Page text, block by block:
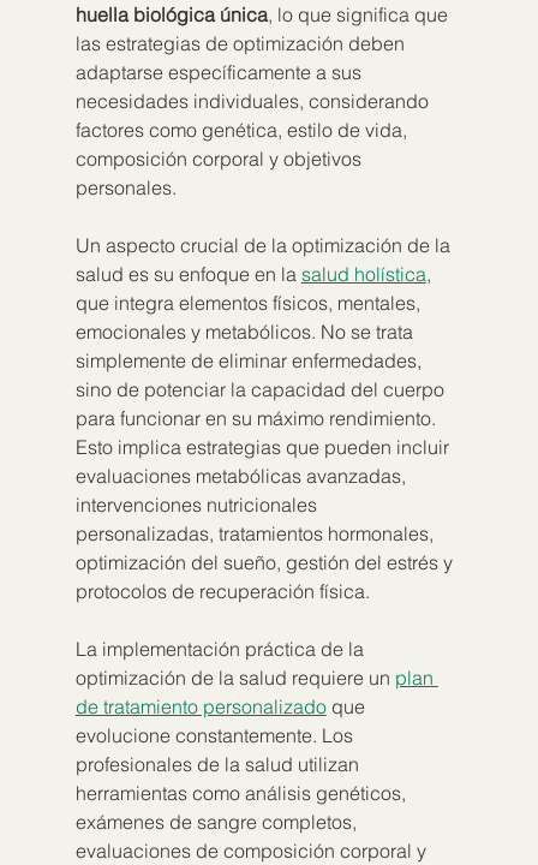
huella biológica única, lo que significa que
las estrategias de optimización deben
adaptarse específicamente a sus
necesidades individuales, considerando
factores como genética, estilo de vida,
composición corporal y objetivos
personales.
Un aspecto crucial de la optimización de la
salud es su enfoque en la salud holística,
que integra elementos físicos, mentales,
emocionales y metabólicos. No se trata
simplemente de eliminar enfermedades,
sino de potenciar la capacidad del cuerpo
para funcionar en su máximo rendimiento.
Esto implica estrategias que pueden incluir
evaluaciones metabólicas avanzadas,
intervenciones nutricionales
personalizadas, tratamientos hormonales,
optimización del sueño, gestión del estrés y
protocolos de recuperación física.
La implementación práctica de la
optimización de la salud requiere un plan
de tratamiento personalizado que
evolucione constantemente. Los
profesionales de la salud utilizan
herramientas como análisis genéticos,
exámenes de sangre completos,
evaluaciones de composición corporal y